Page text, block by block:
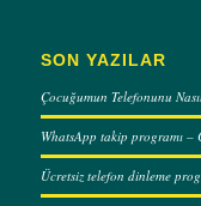
SON YAZILAR
Çocuğumun Telefonunu
WhatsApp takip programı –
Ücretsiz telefon dinleme